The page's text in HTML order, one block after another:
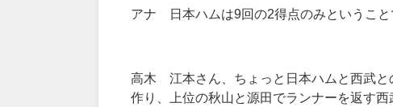
アナ 日本ハムは9回の2得点のみということ
高木 江本さん、ちょっと日本ハムと西武と
作り、上位の秋山と源田でランナーを返す西